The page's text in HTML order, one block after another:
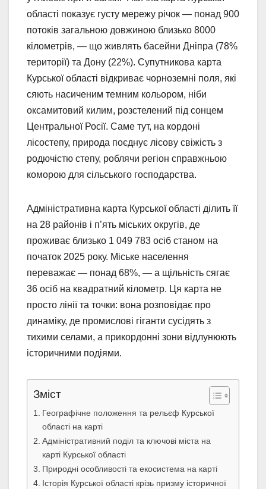
області показує густу мережу річок — понад 900
потоків загальною довжиною близько 8000
кілометрів, — що живлять басейни Дніпра (78%
території) та Дону (22%). Супутникова карта
Курської області відкриває чорноземні поля, які
сяють насиченим темним кольором, ніби
оксамитовий килим, розстелений під сонцем
Центральної Росії. Саме тут, на кордоні
лісостепу, природа поєднує лісову свіжість з
родючістю степу, роблячи регіон справжньою
коморою для сільського господарства.
Адміністративна карта Курської області ділить її
на 28 районів і п’ять міських округів, де
проживає близько 1 049 783 осіб станом на
початок 2025 року. Міське населення
переважає — понад 68%, — а щільність сягає
36 осіб на квадратний кілометр. Ця карта не
просто лінії та точки: вона розповідає про
динаміку, де промислові гіганти сусідять з
тихими селами, а прикордонні зони відлунюють
історичними подіями.
Зміст
Географічне положення та рельєф Курської
області на карті
Адміністративний поділ та ключові міста на
карті Курської області
Природні особливості та екосистема на карті
Історія Курської області крізь призму історичної